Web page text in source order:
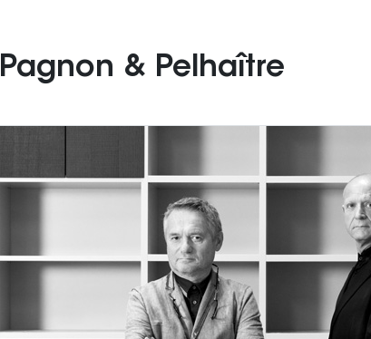
Pagnon & Pelhaître